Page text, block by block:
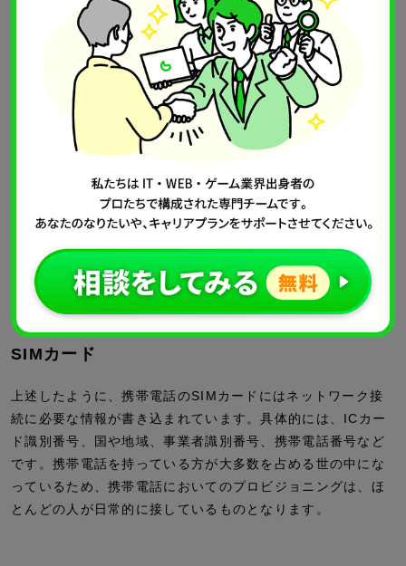
あなたに合った仕事が必ず見つかる！
IT・WEB・ゲーム業界の案件が3,000件以上！！
無料転職相談へのお申し込み
身の周りのプロビジョニング
私たちの身の周りにあるプロビジョニングを2つ紹介します。
SIMカード
上述したように、携帯電話のSIMカードにはネットワーク接
続に必要な情報が書き込まれています。具体的には、ICカー
ド識別番号、国や地域、事業者識別番号、携帯電話番号など
です。携帯電話を持っている方が大多数を占める世の中にな
っているため、携帯電話においてのプロビジョニングは、ほ
とんどの人が日常的に接しているものとなります。